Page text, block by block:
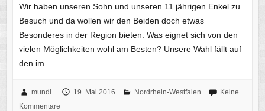
Wir haben unseren Sohn und unseren 11 jährigen Enkel zu
Besuch und da wollen wir den Beiden doch etwas
Besonderes in der Region bieten. Was eignet sich von den
vielen Möglichkeiten wohl am Besten? Unsere Wahl fällt auf
den im…
mundi 19. Mai 2016 Nordrhein-Westfalen
Keine
Kommentare